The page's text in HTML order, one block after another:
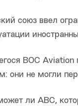
союз ввел
BOC
они не могли
ли ABC,